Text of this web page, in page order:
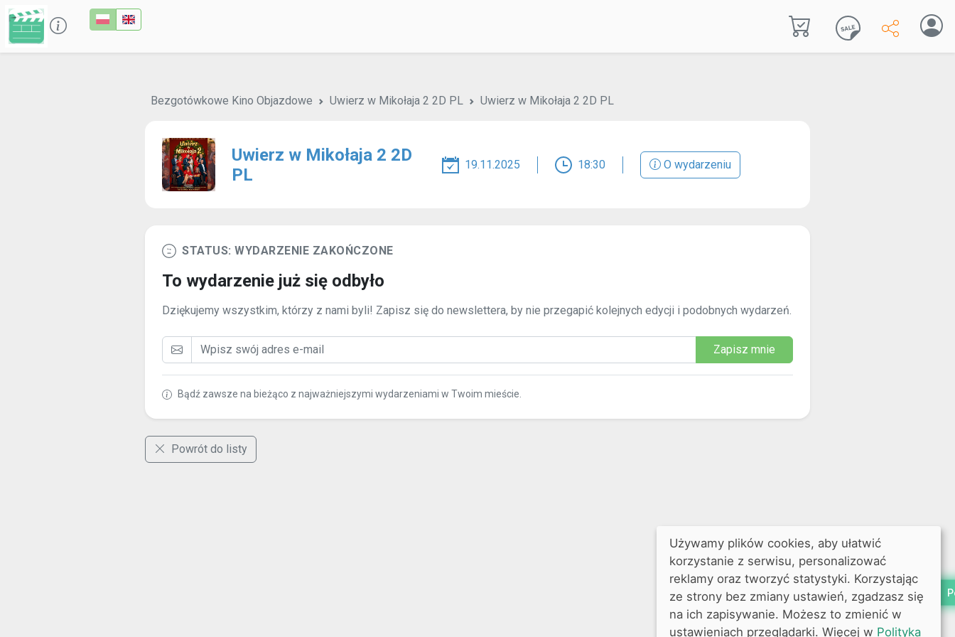
Bezgotówkowe Kino Objazdowe Uwierz w Mikołaja 2 2D PL Uwierz w Mikołaja 2 2D PL
Uwierz w Mikołaja 2 2D
PL
19.11.2025 18:30 O wydarzeniu
STATUS: WYDARZENIE ZAKOŃCZONE
To wydarzenie już się odbyło
Dziękujemy wszystkim, którzy z nami byli! Zapisz się do newslettera, by nie przegapić kolejnych edycji i podobnych wydarzeń.
Zapisz mnie
Bądź zawsze na bieżąco z najważniejszymi wydarzeniami w Twoim mieście.
Powrót do listy
Używamy plików cookies, aby ułatwić
korzystanie z serwisu, personalizować
reklamy oraz tworzyć statystyki. Korzystając
ze strony bez zmiany ustawień, zgadzasz się
na ich zapisywanie. Możesz to zmienić w
ustawieniach przeglądarki. Więcej w Polityka